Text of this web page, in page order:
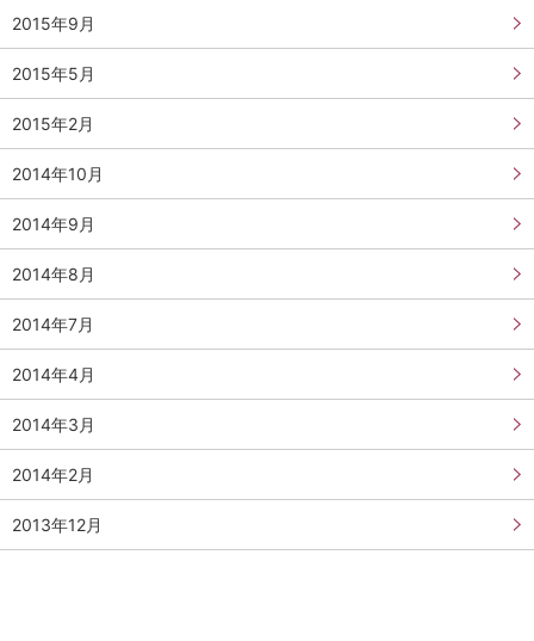
2015年9月
2015年5月
2015年2月
2014年10月
2014年9月
2014年8月
2014年7月
2014年4月
2014年3月
2014年2月
2013年12月